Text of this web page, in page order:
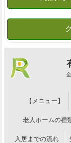
【メニュー】
老人ホームの種
入居までの流れ